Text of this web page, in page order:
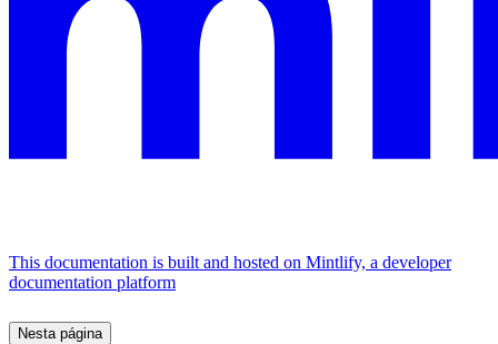
This documentation is built and hosted on Mintlify, a developer
documentation platform
Nesta página